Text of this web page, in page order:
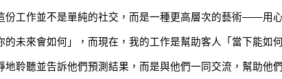
份工作並不是單純的社交，而是一種更高層次的藝術——用
的未來會如何」，而現在，我的工作是幫助客人「當下能如
地聆聽並告訴他們預測結果，而是與他們一同交流，幫助他